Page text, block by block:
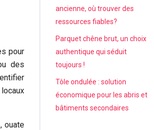
pour
des
ouate
ancienne, où trouver des
ressources fiables?
Parquet chêne brut, un choix
authentique qui séduit
toujours !
Tôle ondulée : solution
économique pour les abris et
bâtiments secondaires